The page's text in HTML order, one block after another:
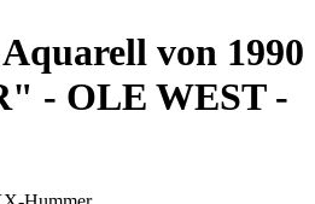
von 1990
- OLE WEST -